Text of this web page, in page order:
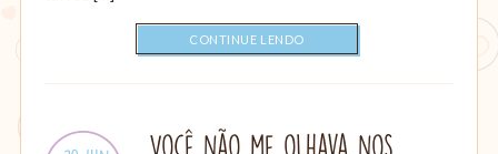
CONTINUE LENDO
Você não me olhava nos